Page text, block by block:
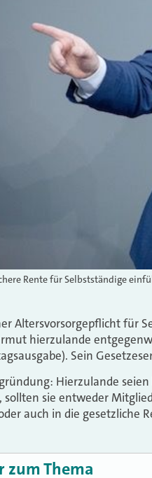
Rente für Selbstständige
Altersvorsorgepflicht für
hierzulande
Sein
Hierzulande
sollten sie entweder
auch in die gesetzliche
zum Thema